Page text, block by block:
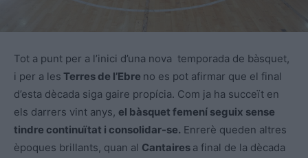
Tot a punt per a l’inici d’una nova temporada de bàsquet,
i per a les Terres de l’Ebre no es pot afirmar que el final
d’esta dècada siga gaire propícia. Com ja ha succeït en
els darrers vint anys, el bàsquet femení seguix sense
tindre continuïtat i consolidar-se. Enrerè queden altres
èpoques brillants, quan al Cantaires a final de la dècada